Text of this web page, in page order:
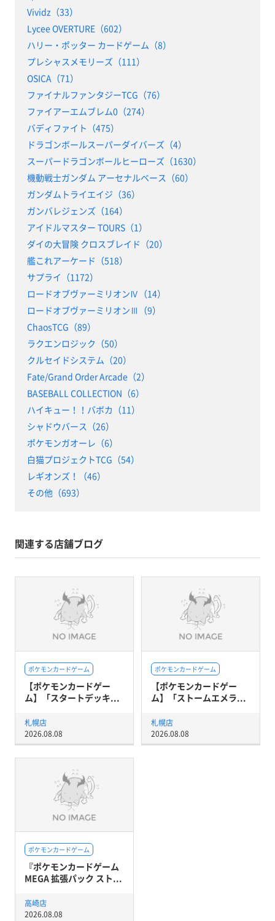
Vividz（33）
Lycee OVERTURE（602）
ハリー・ポッター カードゲーム（8）
プレシャスメモリーズ（111）
OSICA（71）
ファイナルファンタジーTCG（76）
ファイアーエムブレム0（274）
バディファイト（475）
ドラゴンボールスーパーダイバーズ（4）
スーパードラゴンボールヒーローズ（1630）
機動戦士ガンダム アーセナルベース（60）
ガンダムトライエイジ（36）
ガンバレジェンズ（164）
アイドルマスター TOURS（1）
ダイの大冒険 クロスブレイド（20）
艦これアーケード（518）
サプライ（1172）
ロードオブヴァーミリオンⅣ（14）
ロードオブヴァーミリオンⅢ（9）
ChaosTCG（89）
ラクエンロジック（50）
クルセイドシステム（20）
Fate/Grand Order Arcade（2）
BASEBALL COLLECTION（6）
ハイキュー！！バボカ（11）
シャドウバース（26）
ポケモンガオーレ（6）
白猫プロジェクトTCG（54）
レギオンズ！（46）
その他（693）
関連する店舗ブログ
ポケモンカードゲーム
【ポケモンカードゲー
ム】「スタートデッキ...
札幌店
2026.08.08
ポケモンカードゲーム
【ポケモンカードゲー
ム】「ストームエメラ...
札幌店
2026.08.08
ポケモンカードゲーム
『ポケモンカードゲーム
MEGA 拡張パック スト...
高崎店
2026.08.08